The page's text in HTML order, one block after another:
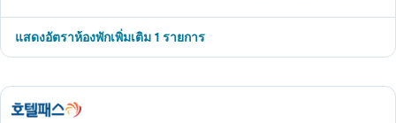
แสดงอัตราห้องพักเพิ่มเติม 1 รายการ